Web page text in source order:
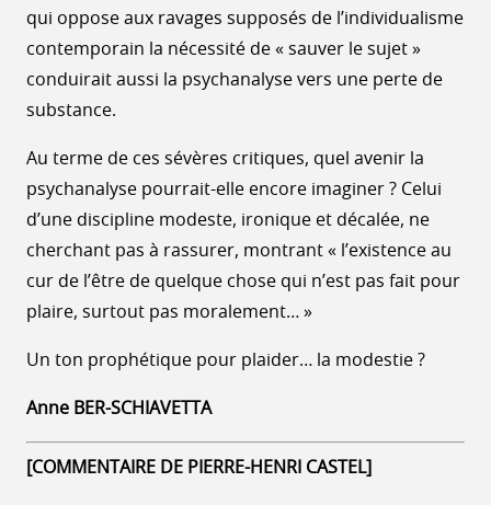
qui oppose aux ravages supposés de l’individualisme
contemporain la nécessité de « sauver le sujet »
conduirait aussi la psychanalyse vers une perte de
substance.
Au terme de ces sévères critiques, quel avenir la
psychanalyse pourrait-elle encore imaginer ? Celui
d’une discipline modeste, ironique et décalée, ne
cherchant pas à rassurer, montrant « l’existence au
cur de l’être de quelque chose qui n’est pas fait pour
plaire, surtout pas moralement… »
Un ton prophétique pour plaider… la modestie ?
Anne BER-SCHIAVETTA
[COMMENTAIRE DE PIERRE-HENRI CASTEL]